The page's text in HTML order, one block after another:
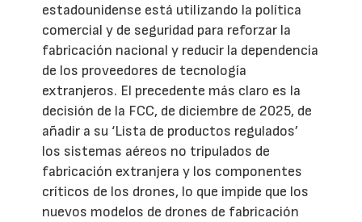
estadounidense está utilizando la política
comercial y de seguridad para reforzar la
fabricación nacional y reducir la dependencia
de los proveedores de tecnología
extranjeros. El precedente más claro es la
decisión de la FCC, de diciembre de 2025, de
añadir a su ‘Lista de productos regulados’
los sistemas aéreos no tripulados de
fabricación extranjera y los componentes
críticos de los drones, lo que impide que los
nuevos modelos de drones de fabricación